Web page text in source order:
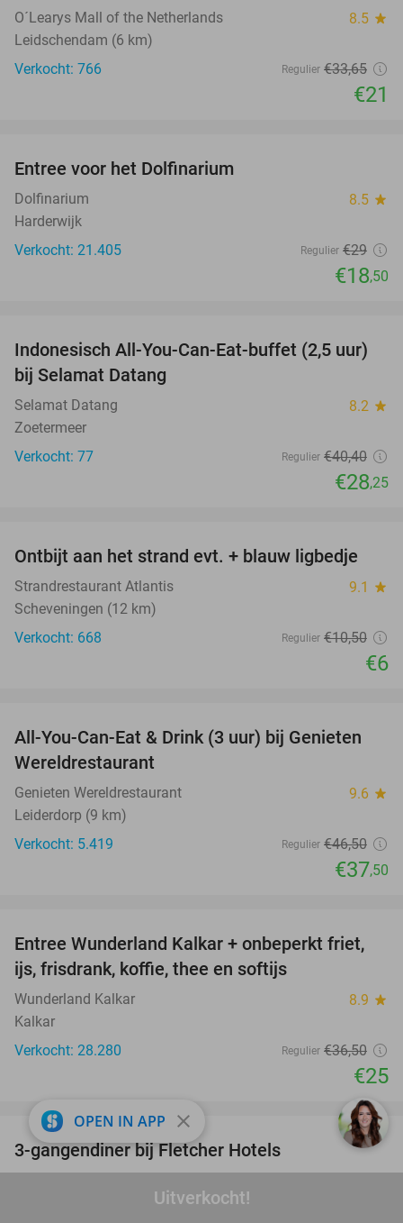
Uitverkocht!
O´Learys Mall of the Netherlands 8.5 star
Leidschendam (6 km)
Verkocht: 766
Regulier €33,65
€21
Entree voor het Dolfinarium
Dolfinarium 8.5 star
Harderwijk
Verkocht: 21.405
Regulier €29
€18,50
30%
Indonesisch All-You-Can-Eat-buffet (2,5 uur)
bij Selamat Datang
Selamat Datang 8.2 star
Zoetermeer
Verkocht: 77
Regulier €40,40
€28,25
43%
Ontbijt aan het strand evt. + blauw ligbedje
Strandrestaurant Atlantis 9.1 star
Scheveningen (12 km)
Verkocht: 668
Regulier €10,50
€6
19%
All-You-Can-Eat & Drink (3 uur) bij Genieten
Wereldrestaurant
Genieten Wereldrestaurant 9.6 star
Leiderdorp (9 km)
Verkocht: 5.419
Regulier €46,50
€37,50
32%
Entree Wunderland Kalkar + onbeperkt friet,
ijs, frisdrank, koffie, thee en softijs
Wunderland Kalkar 8.9 star
Kalkar
Verkocht: 28.280
Regulier €36,50
€25
42%
favorite_border
3-gangendiner bij Fletcher Hotels
Leidschendam (+ meerdere locaties) (6 km)
OPEN IN APP close